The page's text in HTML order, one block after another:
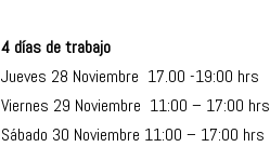
4 días de trabajo
Jueves 28 Noviembre 17.00 -19:00 hrs
Viernes 29 Noviembre 11:00 – 17:00 hrs
Sábado 30 Noviembre 11:00 – 17:00 hrs